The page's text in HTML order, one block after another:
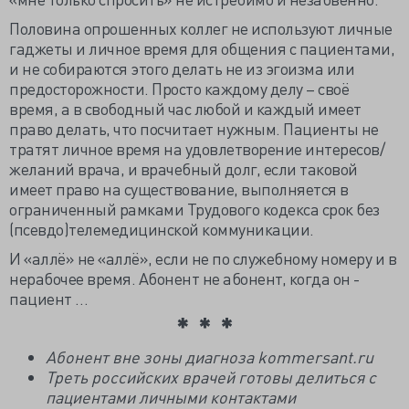
Половина опрошенных коллег не используют личные
гаджеты и личное время для общения с пациентами,
и не собираются этого делать не из эгоизма или
предосторожности. Просто каждому делу – своё
время, а в свободный час любой и каждый имеет
право делать, что посчитает нужным. Пациенты не
тратят личное время на удовлетворение интересов/
желаний врача, и врачебный долг, если таковой
имеет право на существование, выполняется в
ограниченный рамками Трудового кодекса срок без
(псевдо)телемедицинской коммуникации.
И «аллё» не «аллё», если не по служебному номеру и в
нерабочее время. Абонент не абонент, когда он -
пациент …
Абонент вне зоны диагноза kommersant.ru
Треть российских врачей готовы делиться с
пациентами личными контактами